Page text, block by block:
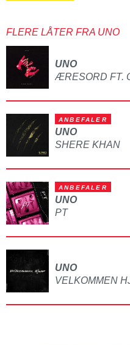
FLERE LÅTER FRA UNO
UNO
ANBEFALER
UNO
SHERE KHAN
ANBEFALER
UNO
PT
UNO